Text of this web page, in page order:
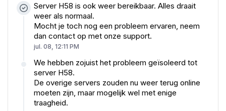
Server H58 is ook weer bereikbaar. Alles draait
weer als normaal.
Mocht je toch nog een probleem ervaren, neem
dan contact op met onze support.
jul. 08, 12:11 PM
We hebben zojuist het probleem geïsoleerd tot
server H58.
De overige servers zouden nu weer terug online
moeten zijn, maar mogelijk wel met enige
traagheid.